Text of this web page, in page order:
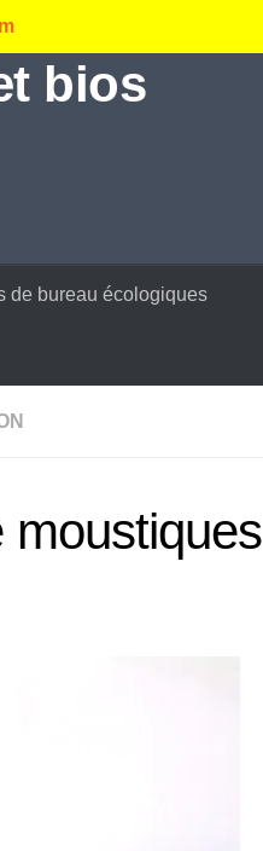
bios
de bureau écologiques
moustiques